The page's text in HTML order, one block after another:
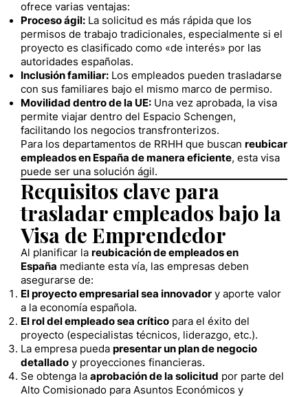
ofrece varias ventajas:
Proceso ágil: La solicitud es más rápida que los
permisos de trabajo tradicionales, especialmente si el
proyecto es clasificado como «de interés» por las
autoridades españolas.
Inclusión familiar: Los empleados pueden trasladarse
con sus familiares bajo el mismo marco de permiso.
Movilidad dentro de la UE: Una vez aprobada, la visa
permite viajar dentro del Espacio Schengen,
facilitando los negocios transfronterizos.
Para los departamentos de RRHH que buscan reubicar
empleados en España de manera eficiente, esta visa
puede ser una solución ágil.
Requisitos clave para
trasladar empleados bajo la
Visa de Emprendedor
Al planificar la reubicación de empleados en
España mediante esta vía, las empresas deben
asegurarse de:
El proyecto empresarial sea innovador y aporte valor
a la economía española.
El rol del empleado sea crítico para el éxito del
proyecto (especialistas técnicos, liderazgo, etc.).
La empresa pueda presentar un plan de negocio
detallado y proyecciones financieras.
Se obtenga la aprobación de la solicitud por parte del
Alto Comisionado para Asuntos Económicos y